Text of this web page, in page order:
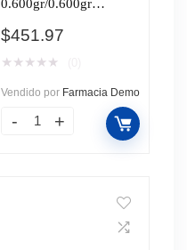
0.600gr/0.600gr
Sobre, 1 Frasco y 1
Pipeta Dosificadora
$451.97
★ ★ ★ ★ ★
Vendido por Farmacia Demo